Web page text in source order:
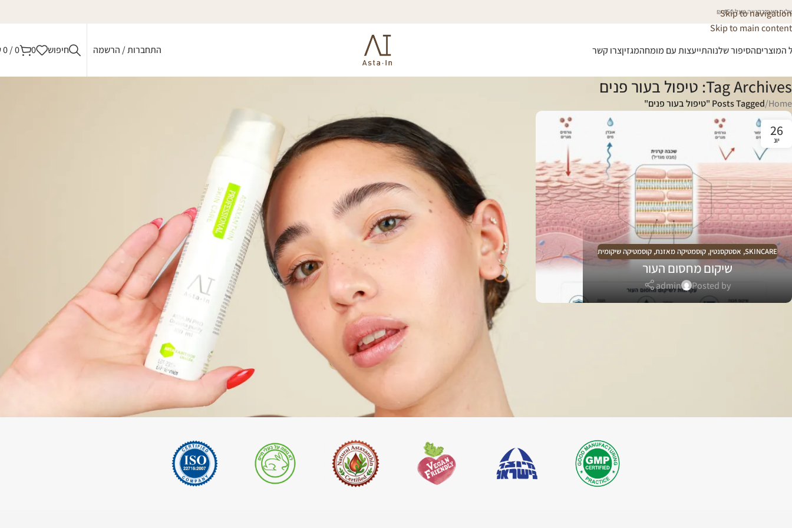
Skip to navigation
Skip to main content
חינם בקנייה מעל 450 ₪
המוצריםהסיפור שלנוהתייעצות עם מומחהמגזיןצרו קשר התחברות / הרשמה חיפוש 0
0
/
0
Tag Archives: טיפול בעור פנים
Home
/Posts Tagged "טיפול בעור פנים"
26
יונ
SKINCARE
, אסטקסנטין, קוסמטיקה מאזנת, קוסמטיקה שיקומית
שיקום מחסום העור
Posted by
admin